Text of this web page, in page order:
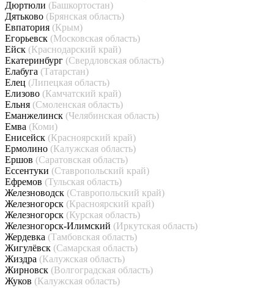
Дюртюли (Башкортостан)
Дятьково (Брянская область)
Евпатория (Крым)
Егорьевск (Московская область)
Ейск (Краснодарский край)
Екатеринбург (Свердловская область)
Елабуга (Татарстан)
Елец (Липецкая область)
Елизово (Камчатский край)
Ельня (Смоленская область)
Еманжелинск (Челябинская область)
Емва (Коми)
Енисейск (Красноярский край)
Ермолино (Калужская область)
Ершов (Саратовская область)
Ессентуки (Ставропольский край)
Ефремов (Тульская область)
Железноводск (Ставропольский край)
Железногорск (Красноярский край)
Железногорск (Курская область)
Железногорск-Илимский (Иркутская область)
Жердевка (Тамбовская область)
Жигулёвск (Самарская область)
Жиздра (Калужская область)
Жирновск (Волгоградская область)
Жуков (Калужская область)